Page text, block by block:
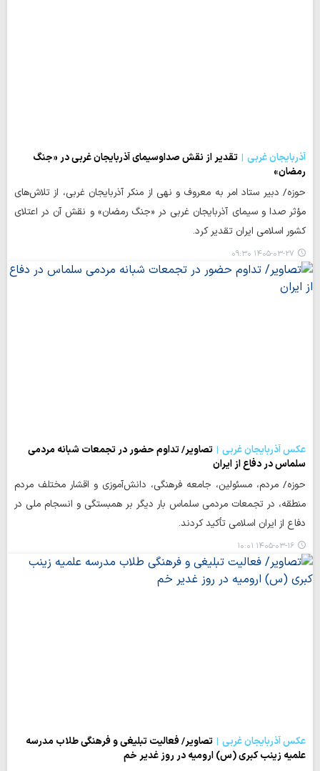
آذربایجان غربی
تقدیر از نقش صداوسیمای آذربایجان غربی در «جنگ
رمضان»
حوزه/ دبیر ستاد امر به معروف و نهی از منکر آذربایجان غربی، از تلاش‌های
مؤثر صدا و سیمای آذربایجان غربی در «جنگ رمضان» و نقش آن در اعتلای
کشور اسلامی ایران تقدیر کرد.
۱۴۰۵-۰۳-۲۷ ۰۹:۳۰
عکس آذربایجان غربی
تصاویر/ تداوم حضور در تجمعات شبانه مردمی
سلماس در دفاع از ایران
حوزه/ مردم، مسئولین، جامعه فرهنگی، دانش‌آموزی و اقشار مختلف مردم
منطقه، در تجمعات مردمی سلماس بار دیگر بر همبستگی و انسجام ملی در
دفاع از ایران اسلامی تأکید کردند.
۱۴۰۵-۰۳-۱۶ ۱۰:۰۱
عکس آذربایجان غربی
تصاویر/ فعالیت تبلیغی و فرهنگی طلاب مدرسه
علمیه زینب کبری (س) ارومیه در روز غدیر خم